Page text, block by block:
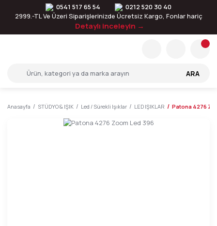
0541 517 65 54
0212 520 30 40
2999.-TL Ve Üzeri Siparişlerinizde Ücretsiz Kargo, Fonlar hariç
Detaylı inceleyin →
ARA
Anasayfa STÜDYO & IŞIK Led / Sürekli Işıklar LED IŞIKLAR Patona 4276